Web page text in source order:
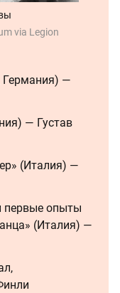
via Legion
Германия) —
— Густав
(Италия) —
первые опыты
(Италия) —